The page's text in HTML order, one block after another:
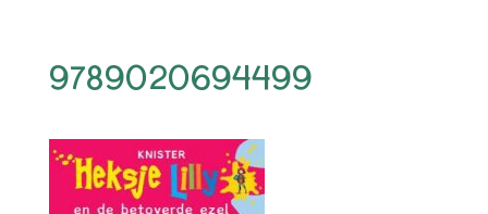
9789020694499